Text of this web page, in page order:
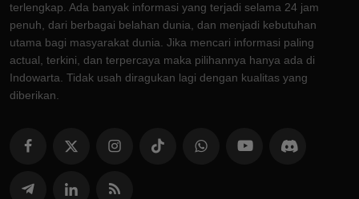
terlengkap. Ada banyak informasi yang terjadi selama 24 jam
penuh, dari berbagai belahan dunia, dan menjadi kebutuhan
utama bagi masyarakat dunia. Jika mencari informasi paling
actual, terkini, dan terpercaya maka pilihannya hanya ada di
Indowarta. Tidak usah diragukan lagi dengan kualitas yang
diberikan.